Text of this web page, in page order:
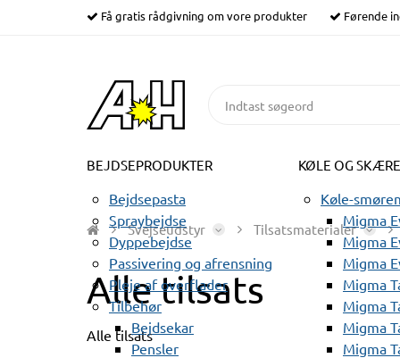
Få gratis rådgivning om vore produkter Førende
BEJDSEPRODUKTER
Bejdsepasta
Spraybejdse
Dyppebejdse
Passivering og afrensning
Pleje af overflader
Tilbehør
Bejdsekar
Pensler
KØLE OG
Køle-
Migma
Migma
Migma
Migma
Migma
Migma
Migma
Svejseudstyr Tilsatsmaterialer
Alle tilsats
Alle tilsats